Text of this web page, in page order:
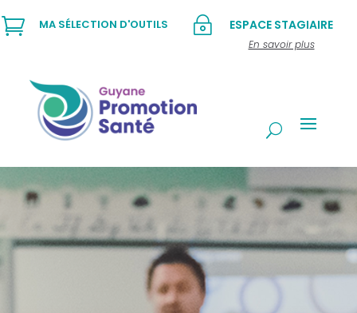
~ ESPACE STAGIAIRE
En savoir plus
 MA SÉLECTION D'OUTILS